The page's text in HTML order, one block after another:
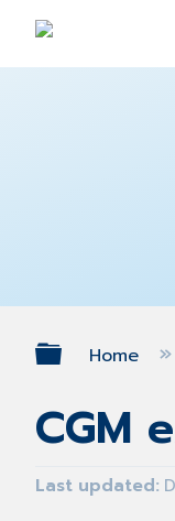
Home
CGM
Last updated